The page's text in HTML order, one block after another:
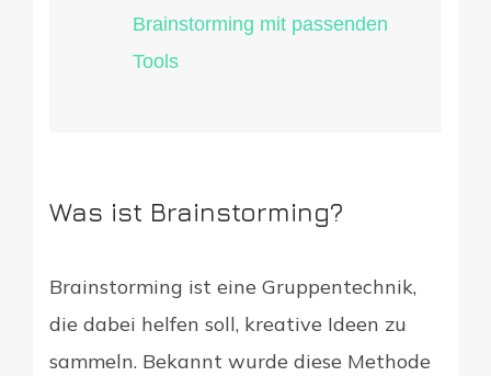
Brainstorming mit passenden
Tools
Was ist Brainstorming?
Brainstorming ist eine Gruppentechnik,
die dabei helfen soll, kreative Ideen zu
sammeln. Bekannt wurde diese Methode